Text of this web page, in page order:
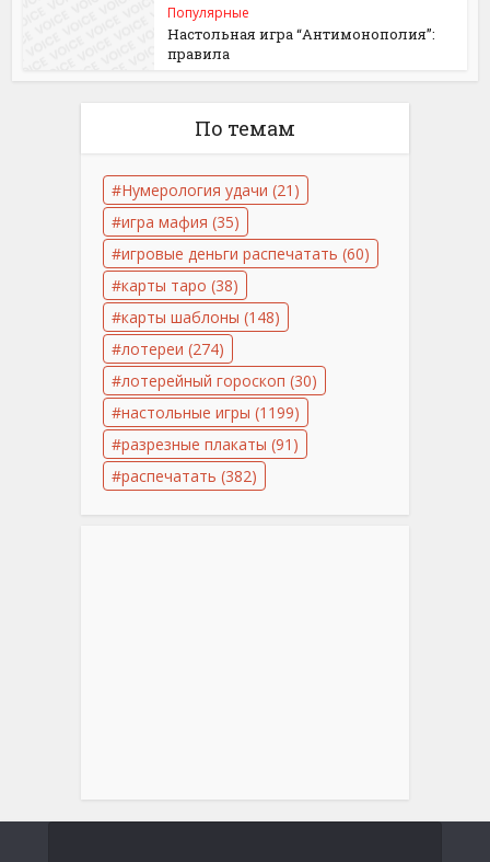
Популярные
Настольная игра “Антимонополия”:
правила
По темам
Нумерология удачи (21)
игра мафия (35)
игровые деньги распечатать (60)
карты таро (38)
карты шаблоны (148)
лотереи (274)
лотерейный гороскоп (30)
настольные игры (1199)
разрезные плакаты (91)
распечатать (382)